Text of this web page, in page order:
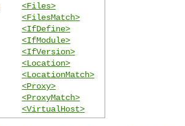
<Files>
<FilesMatch>
<IfDefine>
<IfModule>
<IfVersion>
<Location>
<LocationMatch>
<Proxy>
<ProxyMatch>
<VirtualHost>